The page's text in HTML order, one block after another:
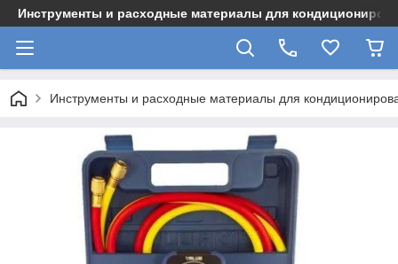
Инструменты и расходные материалы для
Инструменты и расходные материалы для